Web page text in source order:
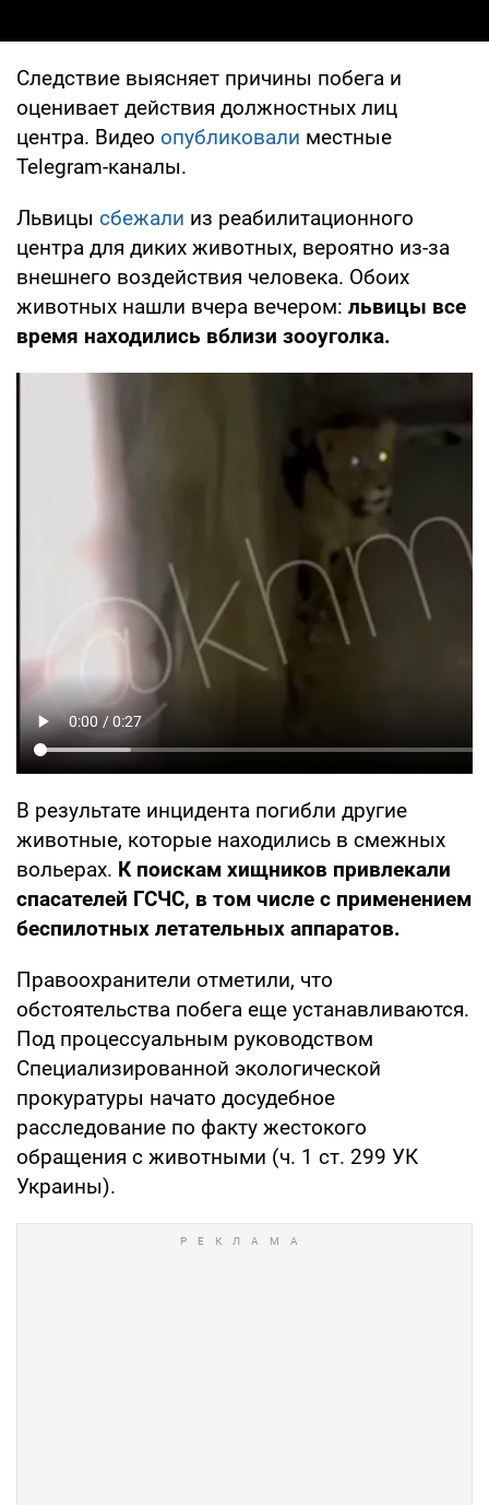
Следствие выясняет причины побега и
оценивает действия должностных лиц
центра. Видео опубликовали местные
Telegram-каналы.
Львицы сбежали из реабилитационного
центра для диких животных, вероятно из-за
внешнего воздействия человека. Обоих
животных нашли вчера вечером: львицы все
время находились вблизи зооуголка.
В результате инцидента погибли другие
животные, которые находились в смежных
вольерах. К поискам хищников привлекали
спасателей ГСЧС, в том числе с применением
беспилотных летательных аппаратов.
Правоохранители отметили, что
обстоятельства побега еще устанавливаются.
Под процессуальным руководством
Специализированной экологической
прокуратуры начато досудебное
расследование по факту жестокого
обращения с животными (ч. 1 ст. 299 УК
Украины).